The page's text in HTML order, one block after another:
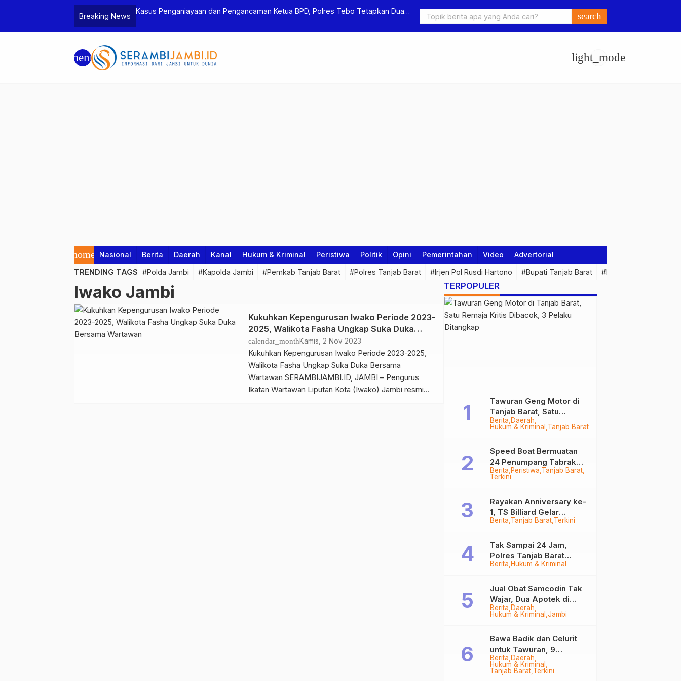
Breaking News
Kasus Penganiayaan dan Pengancaman Ketua BPD, Polres Tebo Tetapkan Dua
Polres Tebo Ungkap Kasus Pengeroyokan dan Penganiayaan, Dua Pelaku
Pengeroyokan di Sumay Ditahan
search
menu light_mode
home Nasional Berita Daerah Kanal Hukum & Kriminal Peristiwa Politik Opini Pemerintahan Video Advertorial
TRENDING TAGS #Polda Jambi #Kapolda Jambi #Pemkab Tanjab Barat #Polres Tanjab Barat #Irjen Pol Rusdi Hartono #Bupati Tanjab Barat #Pemprov Jambi
Iwako Jambi
Kukuhkan Kepengurusan Iwako Periode 2023-
2025, Walikota Fasha Ungkap Suka Duka
Bersama Wartawan
calendar_monthKamis, 2 Nov 2023
Kukuhkan Kepengurusan Iwako Periode 2023-2025,
Walikota Fasha Ungkap Suka Duka Bersama
Wartawan SERAMBIJAMBI.ID, JAMBI – Pengurus
Ikatan Wartawan Liputan Kota (Iwako) Jambi resmi
TERPOPULER
Berita Daerah
Hukum & Kriminal Tanjab Barat
Tawuran Geng Motor di
Tanjab Barat, Satu
Remaja Kritis Dibacok, 3
Pelaku Ditangkap
Berita Peristiwa Tanjab Barat
Terkini
Speed Boat Bermuatan
24 Penumpang Tabrak
Togok di Kuala Tungkal,
Berita Tanjab Barat Terkini
Rayakan Anniversary ke-
1, TS Billiard Gelar
Turnamen 9 Ball
Berita Hukum & Kriminal
Tak Sampai 24 Jam,
Polres Tanjab Barat
Ringkus Komplotan
Tungkal
Berita Daerah
Hukum & Kriminal Jambi
Jual Obat Samcodin Tak
Wajar, Dua Apotek di
Tanjab Barat Disegel
Berita Daerah
Hukum & Kriminal
Tanjab Barat Terkini
Bawa Badik dan Celurit
untuk Tawuran, 9
Anggota Geng Motor di
Tanjab Barat Diringkus